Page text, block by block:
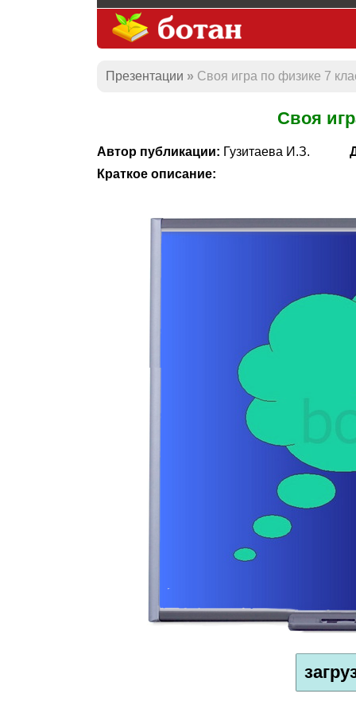
Презентации Своя игра по физике 7
Своя
Автор публикации: Гузитаева И.З.
Краткое описание: